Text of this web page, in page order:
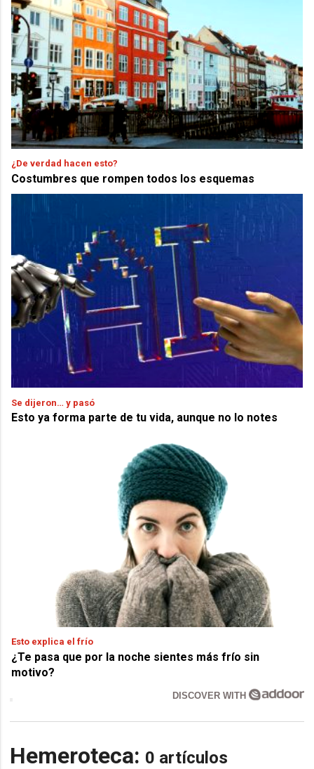
¿De verdad hacen esto?
Costumbres que rompen todos los esquemas
Se dijeron… y pasó
Esto ya forma parte de tu vida, aunque no lo notes
Esto explica el frío
¿Te pasa que por la noche sientes más frío sin
motivo?
DISCOVER WITH
Hemeroteca: 0 artículos